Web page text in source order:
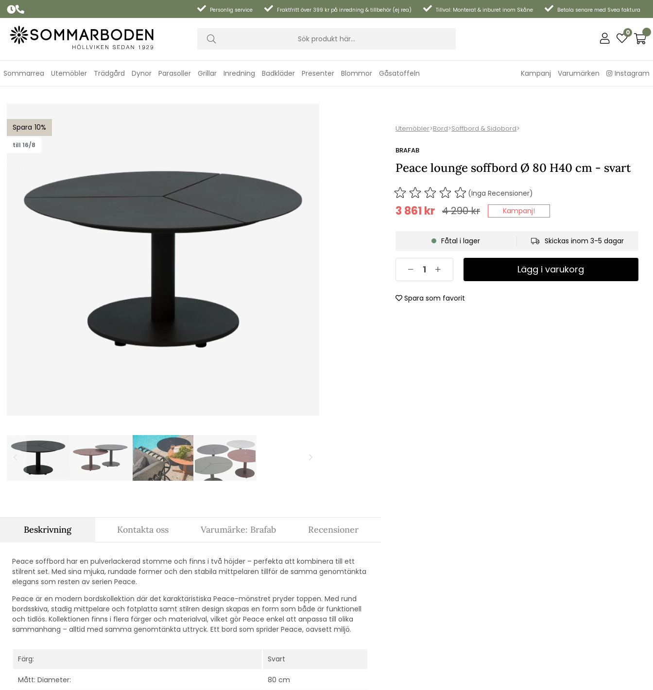
Personlig service Fraktfritt över 399 kr på inredning & tillbehör (ej rea) Tillval: Monterat & inburet inom Skåne Betala senare med Svea faktura
0
Sommarrea Utemöbler Trädgård Dynor Parasoller Grillar Inredning Badkläder Presenter Blommor Gåsatoffeln Kampanj Varumärken Instagram
10
till 16/8
Utemöbler>Bord>Soffbord & Sidobord>
BRAFAB
Peace lounge soffbord Ø 80 H40 cm - svart
(Inga Recensioner)
4 290kr
3 861 kr Kampanj!
Fåtal i lager Skickas inom 3-5 dagar
Lägg i varukorg
Spara som favorit
Beskrivning
Peace soffbord har en pulverlackerad stomme och finns i två höjder – perfekta att kombinera till ett
stilrent set. Med sina mjuka, rundade former och den stabila mittpelaren tillför de samma genomtänkta
elegans som resten av serien Peace.
Peace är en modern bordskollektion där det karaktäristiska Peace-mönstret pryder toppen. Med rund
bordsskiva, stadig mittpelare och fotplatta samt stilren design skapas en form som både är funktionell
och tidlös. Kollektionen finns i flera färger och materialval, vilket gör Peace enkel att anpassa till olika
sammanhang – alltid med samma genomtänkta uttryck. Ett bord som sprider Peace, oavsett miljö.
Färg: Svart
Mått: Diameter: 80 cm
Kontakta oss Varumärke: Brafab Recensioner